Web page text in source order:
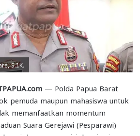
S.I.K.
— Polda Papua Barat
pemuda maupun mahasiswa untuk
memanfaatkan momentum
Suara Gerejawi (Pesparawi)